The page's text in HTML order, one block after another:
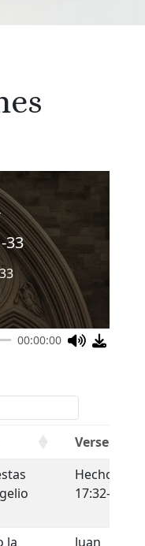
33
00:00:00
Verse
Hechos
17:32-34
la
Juan